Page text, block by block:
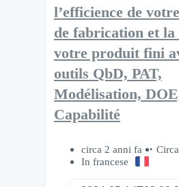
l’efficience de
de fabrication et la
votre produit fini
outils QbD, PAT,
Modélisation,
Capabilité
circa 2 anni fa
In francese